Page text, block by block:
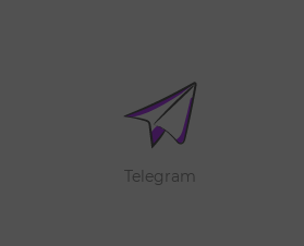
Telegram